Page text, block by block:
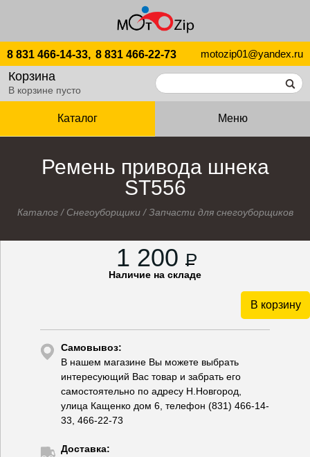
8 831 466-14-33, 8 831 466-22-73 motozip01@yandex.ru
Корзина
В корзине пусто
Каталог Меню
Ремень привода шнека
ST556
Каталог/ Снегоуборщики/Запчасти для снегоуборщиков
1 200 P
Наличие на складе
В корзину
Самовывоз:
В нашем магазине Вы можете выбрать
интересующий Вас товар и забрать его
самостоятельно по адресу Н.Новгород,
улица Кащенко дом 6, телефон (831) 466-14-
33, 466-22-73
Доставка: